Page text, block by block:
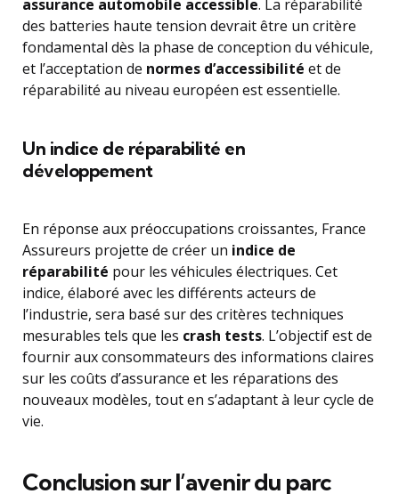
assurance automobile accessible. La réparabilité
des batteries haute tension devrait être un critère
fondamental dès la phase de conception du véhicule,
et l’acceptation de normes d’accessibilité et de
réparabilité au niveau européen est essentielle.
Un indice de réparabilité en
développement
En réponse aux préoccupations croissantes, France
Assureurs projette de créer un indice de
réparabilité pour les véhicules électriques. Cet
indice, élaboré avec les différents acteurs de
l’industrie, sera basé sur des critères techniques
mesurables tels que les crash tests. L’objectif est de
fournir aux consommateurs des informations claires
sur les coûts d’assurance et les réparations des
nouveaux modèles, tout en s’adaptant à leur cycle de
vie.
Conclusion sur l’avenir du parc